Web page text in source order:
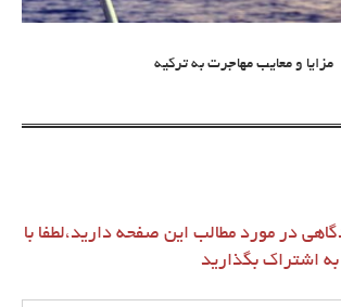
مزایا و معایب مهاجرت به ترکیه
در مورد مطالب این صفحه دارید،لطفا با
به اشتراک بگذارید